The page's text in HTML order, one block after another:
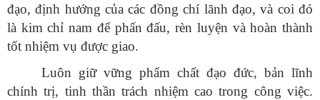
đạo, định hướng của các đồng chí lãnh đạo, và coi đó
là kim chỉ nam để phấn đấu, rèn luyện và hoàn thành
tốt nhiệm vụ được giao.
Luôn giữ vững phẩm chất đạo đức, bản lĩnh
chính trị, tinh thần trách nhiệm cao trong công việc.